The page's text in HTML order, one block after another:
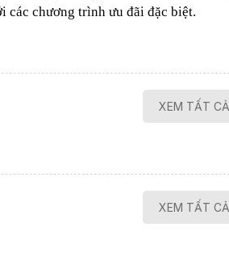
các chương trình ưu đãi đặc biệt.
XEM TẤT CẢ
XEM TẤT CẢ